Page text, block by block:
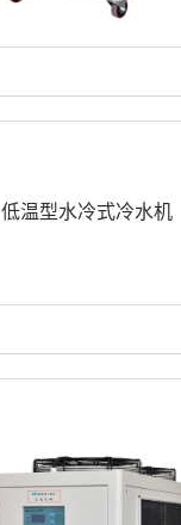
低温型水冷式冷水机